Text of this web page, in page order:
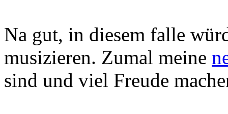
Na gut, in diesem falle
musizieren. Zumal meine
sind und viel Freude